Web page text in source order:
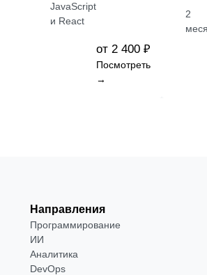
JavaScript
и React
от 2 400 ₽
Посмотреть
→
2
Направления
Программирование
ИИ
Аналитика
DevOps